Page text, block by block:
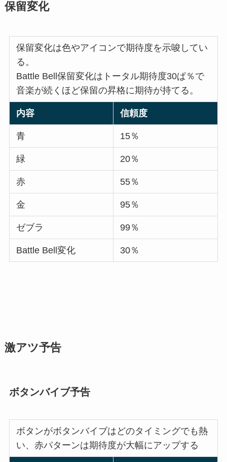
保留変化
保留変化は色やアイコンで期待度を示唆してい
る。
Battle Bell保留変化はトータル期待度30ぱ％で
音楽が続くほど保留の昇格に期待が持てる。
内容 信頼度
青 15％
緑 20％
赤 55％
金 95％
ゼブラ 99％
Battle Bell変化 30％
激アツ予告
ボタンバイブ予告
ボタンがボタンバイブはどのタイミングでも熱
い、赤パターンは期待度が大幅にアップする